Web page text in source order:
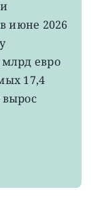
июне 2026
евро
17,4